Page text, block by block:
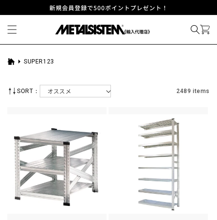
新規会員登録で500ポイントプレゼント！
ホ
SUPER123
SORT： 2489 items